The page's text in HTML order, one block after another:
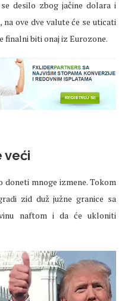
desilo zbog jačine dolara i
ove dve valute će se uticati
finalni biti onaj iz Eurozone.
veći
mnoge izmene. Tokom
zid duž južne granice sa
naftom i da će ukloniti